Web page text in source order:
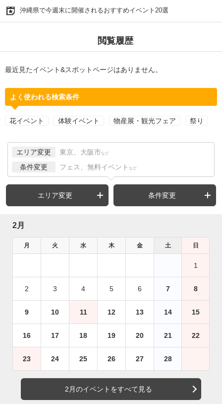
沖縄県で今週末に開催されるおすすめイベント20選
閲覧履歴
最近見たイベント&スポットページはありません。
よく使われる検索条件
花イベント 体験イベント 物産展・観光フェア 祭り
エリア変更 東京、大阪市 など
条件変更 フェス、無料イベント など
エリア変更 条件変更
2月
月 火 水 木 金 土 日
1
2 3 4 5 6 7 8
9 10 11 12 13 14 15
16 17 18 19 20 21 22
23 24 25 26 27 28
2月のイベントをすべて見る